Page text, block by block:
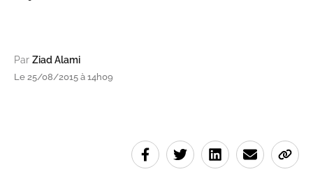
Par Ziad Alami
Le 25/08/2015 à 14h09